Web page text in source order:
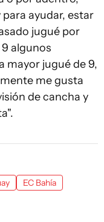
ayudar, estar
jugué por
algunos
mayor jugué de 9,
me gusta
de cancha y
EC Bahía